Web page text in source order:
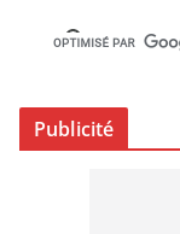
Publicité